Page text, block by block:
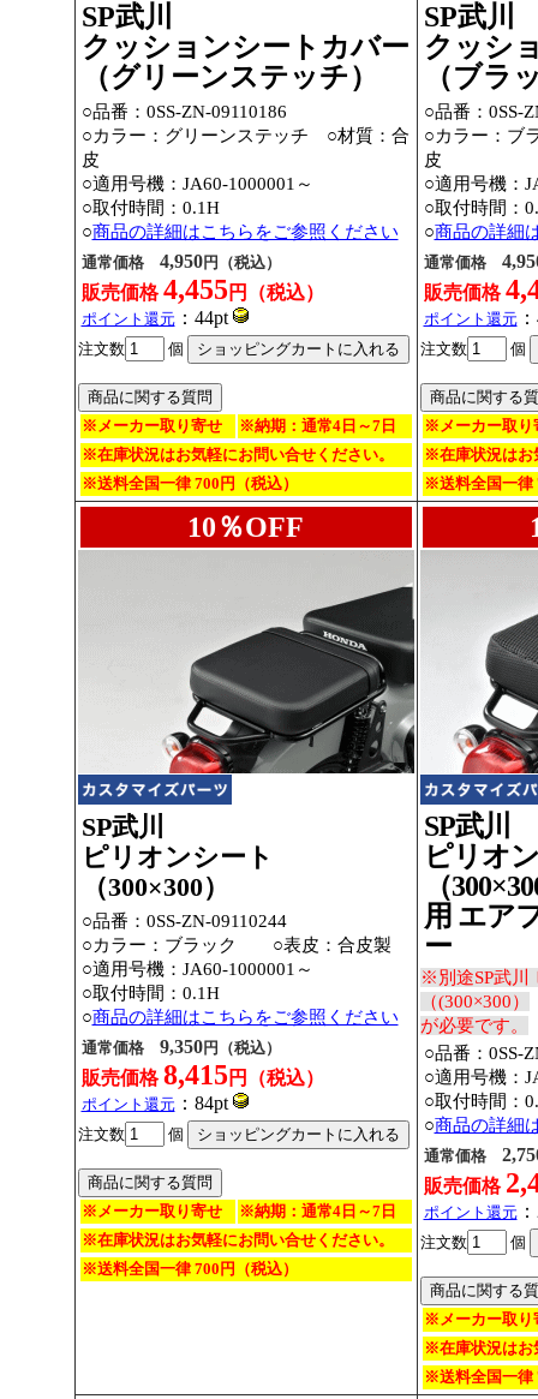
SP武川
クッションシートカバー
（グリーンステッチ）
○品番：0SS-ZN-09110186
○カラー：グリーンステッチ ○材質：合
皮
○適用号機：JA60-1000001～
○取付時間：0.1H
○商品の詳細はこちらをご参照ください
通常価格 4,950円（税込）
販売価格4,455円（税込）
ポイント還元：44pt
注文数 個
※メーカー取り寄せ
※納期：通常4日～7日
※在庫状況はお気軽にお問い合せください。
※送料全国一律 700円（税込）
SP武川
クッシ
（ブラ
○品番：0SS-
○カラー：ブ
皮
○適用号機：
○取付時間：
○商品の詳細
通常価格
販売価格
ポイント還元
注文数 個
※メーカー取り
※在庫状況はお
※送料全国一律
10％OFF
SP武川
ピリオンシート
（300×300）
○品番：0SS-ZN-09110244
○カラー：ブラック ○表皮：合皮製
○適用号機：JA60-1000001～
○取付時間：0.1H
○商品の詳細はこちらをご参照ください
通常価格 9,350円（税込）
販売価格8,415円（税込）
ポイント還元：84pt
注文数 個
※メーカー取り寄せ
※納期：通常4日～7日
※在庫状況はお気軽にお問い合せください。
※送料全国一律 700円（税込）
SP武川
ピリオ
（
用 エア
ー
※別途SP武川
（(300×300）
が必要です。
○品番：0SS-
○適用号機：
○取付時間：
○商品の詳細
通常価格
販売価格
ポイント還元
注文数 個
※メーカー取り
※在庫状況はお
※送料全国一律